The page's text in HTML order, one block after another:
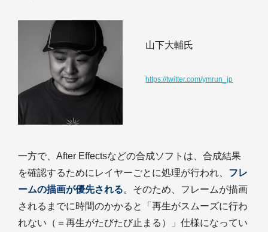
山下大輔氏
https://twitter.com/ymrun_jp
一方で、After Effectsなどの合成ソフトは、合成結果
を確認するためにレイヤーごとに処理が行われ、 フレ
ームの描画が優先される。そのため、フレームが描画
されるまでに時間のかかると「再生がスムーズに行わ
れない（＝再生がたびたび止まる）」仕様になってい